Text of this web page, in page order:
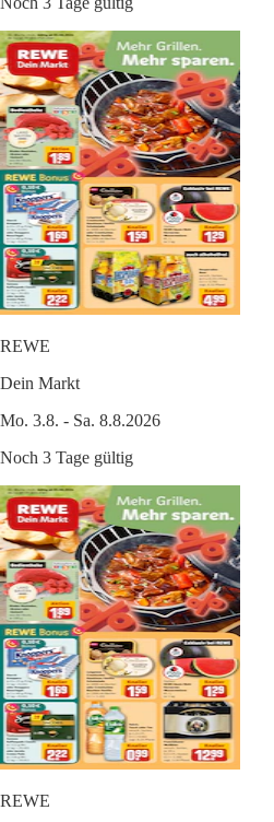
REWE
Dein Markt
Mo. 3.8. - Sa. 8.8.2026
Noch 3 Tage gültig
REWE